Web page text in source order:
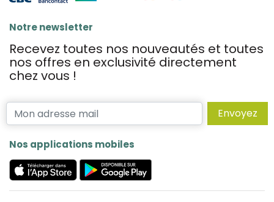
Notre newsletter
Recevez toutes nos nouveautés et toutes
nos offres en exclusivité directement
chez vous !
Envoyez
Nos applications mobiles